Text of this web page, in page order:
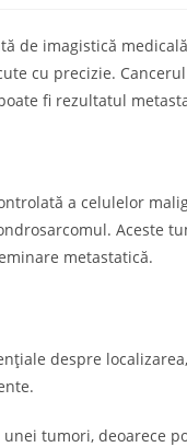
de imagistică
cu precizie.
fi rezultatul
a celulelor
Aceste
metastatică.
despre
tumori, deoarece